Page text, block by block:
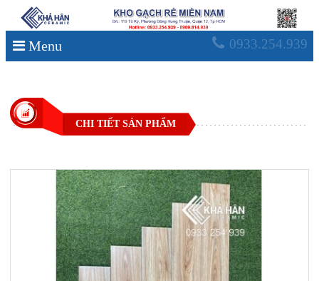
Menu 0933.254.939
CHI TIẾT SẢN PHẨM